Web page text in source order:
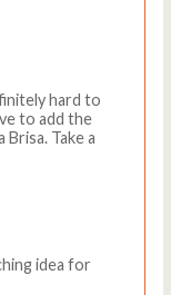
hard to
to add the
Take a
idea for